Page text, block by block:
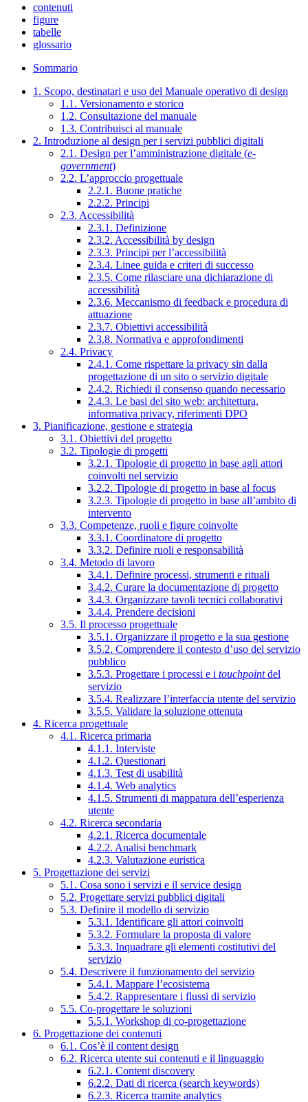
contenuti
figure
tabelle
glossario
Sommario
1. Scopo, destinatari e uso del Manuale operativo di design
1.1. Versionamento e storico
1.2. Consultazione del manuale
1.3. Contribuisci al manuale
2. Introduzione al design per i servizi pubblici digitali
2.1. Design per l’amministrazione digitale (e-
government)
2.2. L’approccio progettuale
2.2.1. Buone pratiche
2.2.2. Principi
2.3. Accessibilità
2.3.1. Definizione
2.3.2. Accessibilità by design
2.3.3. Principi per l’accessibilità
2.3.4. Linee guida e criteri di successo
2.3.5. Come rilasciare una dichiarazione di
accessibilità
2.3.6. Meccanismo di feedback e procedura di
attuazione
2.3.7. Obiettivi accessibilità
2.3.8. Normativa e approfondimenti
2.4. Privacy
2.4.1. Come rispettare la privacy sin dalla
progettazione di un sito o servizio digitale
2.4.2. Richiedi il consenso quando necessario
2.4.3. Le basi del sito web: architettura,
informativa privacy, riferimenti DPO
3. Pianificazione, gestione e strategia
3.1. Obiettivi del progetto
3.2. Tipologie di progetti
3.2.1. Tipologie di progetto in base agli attori
coinvolti nel servizio
3.2.2. Tipologie di progetto in base al focus
3.2.3. Tipologie di progetto in base all’ambito di
intervento
3.3. Competenze, ruoli e figure coinvolte
3.3.1. Coordinatore di progetto
3.3.2. Definire ruoli e responsabilità
3.4. Metodo di lavoro
3.4.1. Definire processi, strumenti e rituali
3.4.2. Curare la documentazione di progetto
3.4.3. Organizzare tavoli tecnici collaborativi
3.4.4. Prendere decisioni
3.5. Il processo progettuale
3.5.1. Organizzare il progetto e la sua gestione
3.5.2. Comprendere il contesto d’uso del servizio
pubblico
3.5.3. Progettare i processi e i touchpointdel
servizio
3.5.4. Realizzare l’interfaccia utente del servizio
3.5.5. Validare la soluzione ottenuta
4. Ricerca progettuale
4.1. Ricerca primaria
4.1.1. Interviste
4.1.2. Questionari
4.1.3. Test di usabilità
4.1.4. Web analytics
4.1.5. Strumenti di mappatura dell’esperienza
utente
4.2. Ricerca secondaria
4.2.1. Ricerca documentale
4.2.2. Analisi benchmark
4.2.3. Valutazione euristica
5. Progettazione dei servizi
5.1. Cosa sono i servizi e il service design
5.2. Progettare servizi pubblici digitali
5.3. Definire il modello di servizio
5.3.1. Identificare gli attori coinvolti
5.3.2. Formulare la proposta di valore
5.3.3. Inquadrare gli elementi costitutivi del
servizio
5.4. Descrivere il funzionamento del servizio
5.4.1. Mappare l’ecosistema
5.4.2. Rappresentare i flussi di servizio
5.5. Co-progettare le soluzioni
5.5.1. Workshop di co-progettazione
6. Progettazione dei contenuti
6.1. Cos’è il content design
6.2. Ricerca utente sui contenuti e il linguaggio
6.2.1. Content discovery
6.2.2. Dati di ricerca (search keywords)
6.2.3. Ricerca tramite analytics